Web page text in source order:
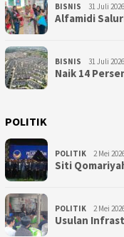
BISNIS 31 Juli 2026
Alfamidi
BISNIS 31 Juli 2026
Naik 14
POLITIK
POLITIK 2 Mei
Siti
POLITIK 2 Mei
Usulan